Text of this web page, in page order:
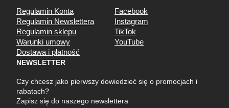
Regulamin Konta
Regulamin Newslettera
Regulamin sklepu
Warunki umowy
Dostawa i płatność
Facebook
Instagram
TikTok
YouTube
NEWSLETTER
Czy chcesz jako pierwszy dowiedzieć się o promocjach i
rabatach?
Zapisz się do naszego newslettera